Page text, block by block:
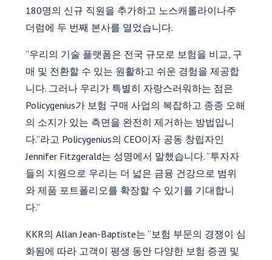
180명의 신규 직원을 추가하고 노스캐롤라이나주
더럼에 두 번째 본사를 열었습니다.
“우리의 기술 플랫폼은 전국 규모로 보험을 비교, 구
매 및 전환할 수 있는 원활하고 쉬운 경험을 제공합
니다. 그러나 우리가 특별히 자랑스러워하는 점은
Policygenius가 보험 구매 사업의 복잡하고 종종 오해
의 소지가 있는 측면을 완전히 제거하는 방법입니
다.”라고 Policygenius의 CEO이자 공동 창립자인
Jennifer Fitzgerald는 성명에서 말했습니다. “투자자
들의 지원으로 우리는 더 넓은 금융 건강으로 범위
와 제품 포트폴리오를 확장할 수 있기를 기대합니
다.”
KKR의 Allan Jean-Baptiste는 “보험 부문의 경쟁이 심
화됨에 따라 고객이 평생 동안 다양한 보험 증권 및